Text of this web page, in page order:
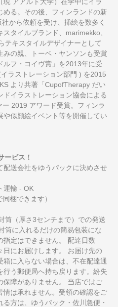
める。その後、フィンランドの新
から依頼を受け、挿絵を数多く
タイルブランド、marimekko、
テキスタイルデザイナーとして
の親、トーベ・ヤンソンも受賞
ルフ・コイヴ賞」を2013年に受
ラストレーション部門 ) を2015
より共著「CupofTherapy だい
ドイラストレーション協会による
2019 アワード受賞。フィンラ
や似顔絵イベント等を開催してい
ービス！
送会社をゆうパックに決めさせ
運輸 - OK
梱できます）
筒（厚さ3センチまで）での発送
筒に入れるだけの簡易包装にな
指定はできません。 配達日数
日にお届けします。 お届け先の
に入らない場合は、不在配達通
う郵便局へ持ち戻ります。紛失
保障がありません。 当店ではご
は承れません。受領の確認をご
方は、ゆうパック・佐川急便・